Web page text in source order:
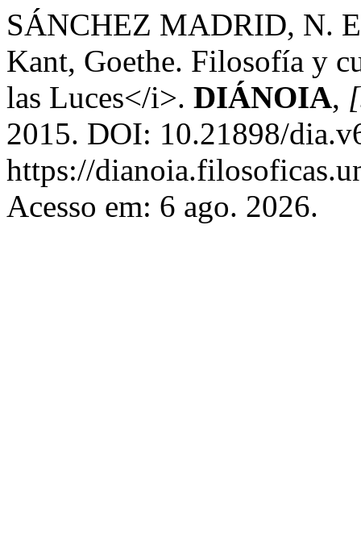
SÁNCHEZ MADRID, N.
Kant, Goethe. Filosofía y
las Luces</i>. DIÁNOIA,
2015. DOI: 10.21898/
https://
Acesso em: 6 ago. 2026.